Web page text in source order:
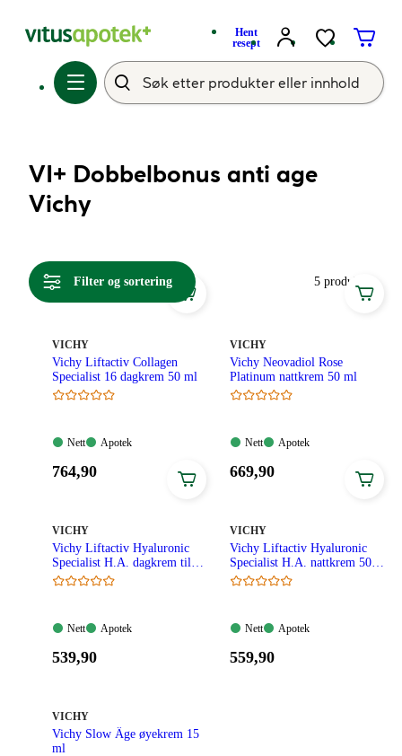
Hent
resept
VI+ Dobbelbonus anti age
Vichy
Filter og sortering 5 produkter
MERKE
VICHY
Vichy Liftactiv Collagen
Specialist 16 dagkrem 50 ml
Nett:
Nett
Apotek:
Apotek
Pris:
764,90
MERKE
VICHY
Vichy Neovadiol Rose
Platinum nattkrem 50 ml
Nett:
Nett
Apotek:
Apotek
Pris:
669,90
MERKE
VICHY
Vichy Liftactiv Hyaluronic
Specialist H.A. dagkrem til
tørr hud 50ml
Nett:
Nett
Apotek:
Apotek
Pris:
539,90
MERKE
VICHY
Vichy Liftactiv Hyaluronic
Specialist H.A. nattkrem 50
ml
Nett:
Nett
Apotek:
Apotek
Pris:
559,90
MERKE
VICHY
Vichy Slow Âge øyekrem 15
ml